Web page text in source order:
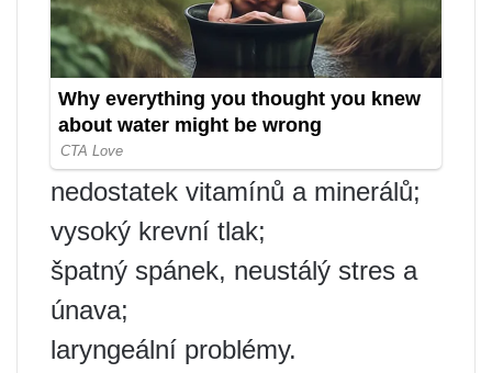
nedostatek vitamínů a minerálů;
vysoký krevní tlak;
špatný spánek, neustálý stres a
únava;
laryngeální problémy.